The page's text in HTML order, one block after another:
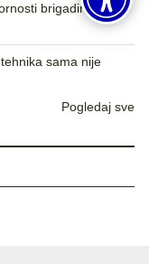
brigadiru
sama nije
Pogledaj sve